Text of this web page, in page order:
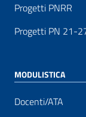
Progetti PNRR
Progetti PN 21-
MODULISTICA
Docenti/ATA